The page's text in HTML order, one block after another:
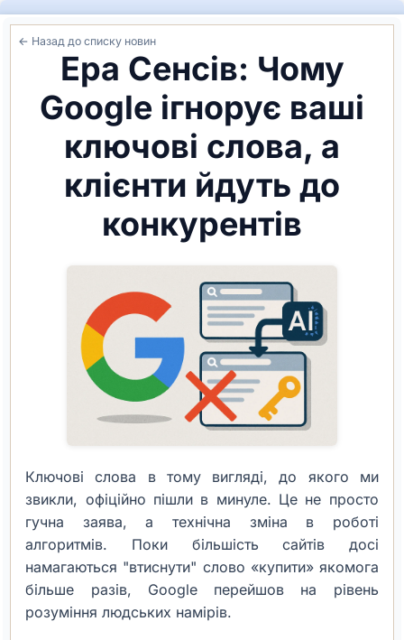
← Назад до списку новин
Ера Сенсів: Чому
Google ігнорує ваші
ключові слова, а
клієнти йдуть до
конкурентів
Ключові слова в тому вигляді, до якого ми
звикли, офіційно пішли в минуле. Це не просто
гучна заява, а технічна зміна в роботі
алгоритмів. Поки більшість сайтів досі
намагаються "втиснути" слово «купити» якомога
більше разів, Google перейшов на рівень
розуміння людських намірів.